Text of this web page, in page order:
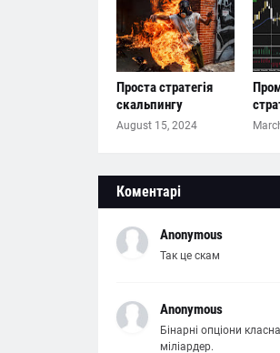
Проста стратегія
скальпингу
August 15, 2024
Коментарі
Anonymous
Так це скам
Anonymous
Бінарні опціони
міліардер.